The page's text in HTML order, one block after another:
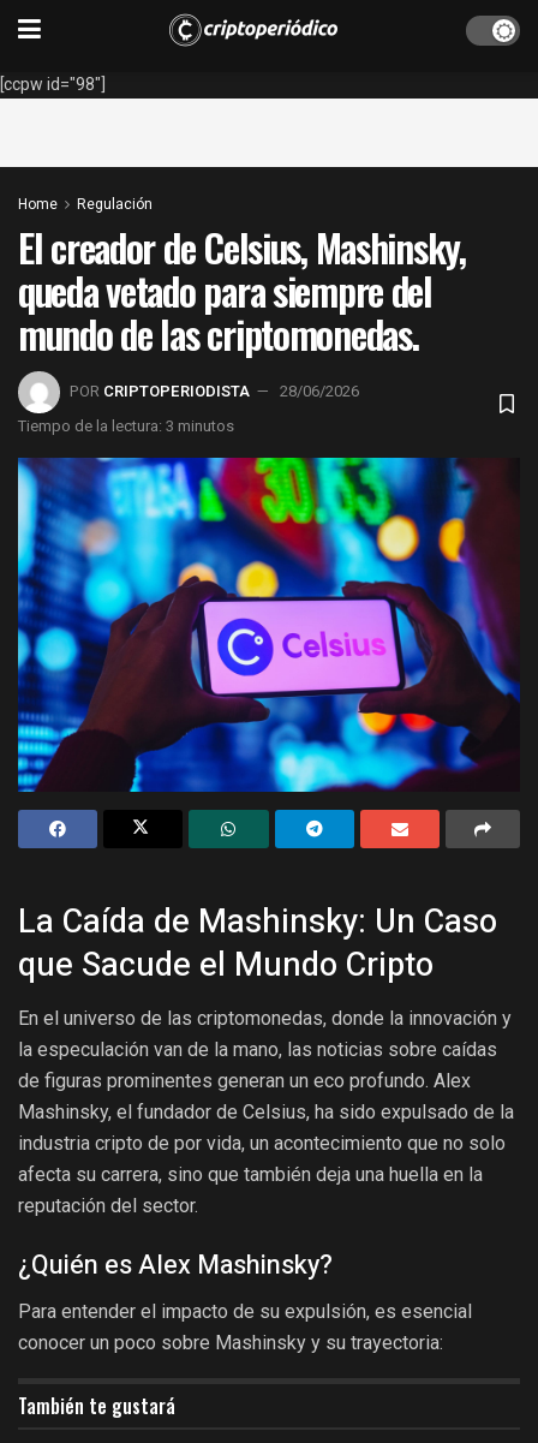
[ccpw id="98"]
Home Regulación
El creador de Celsius, Mashinsky,
queda vetado para siempre del
mundo de las criptomonedas.
POR CRIPTOPERIODISTA
28/06/2026
Tiempo de la lectura: 3 minutos
La Caída de Mashinsky: Un Caso
que Sacude el Mundo Cripto
En el universo de las criptomonedas, donde la innovación y
la especulación van de la mano, las noticias sobre caídas
de figuras prominentes generan un eco profundo. Alex
Mashinsky, el fundador de Celsius, ha sido expulsado de la
industria cripto de por vida, un acontecimiento que no solo
afecta su carrera, sino que también deja una huella en la
reputación del sector.
¿Quién es Alex Mashinsky?
Para entender el impacto de su expulsión, es esencial
conocer un poco sobre Mashinsky y su trayectoria:
También te gustará